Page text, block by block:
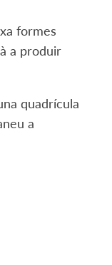
formes
a produir
quadrícula
a